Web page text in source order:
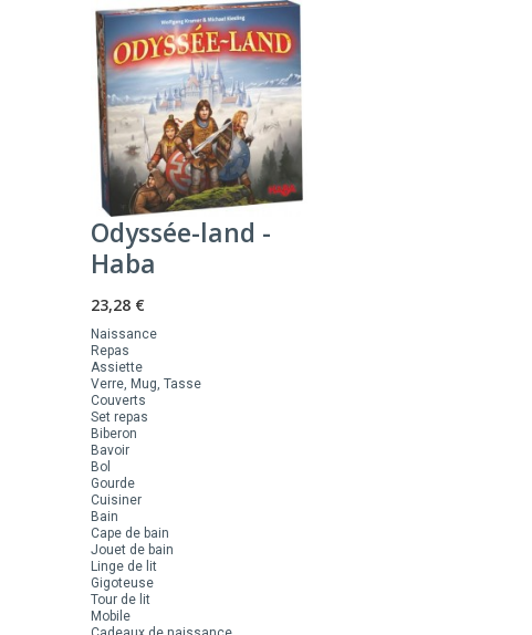
Odyssée-land -
Haba
23,28 €
Naissance
Repas
Assiette
Verre, Mug, Tasse
Couverts
Set repas
Biberon
Bavoir
Bol
Gourde
Cuisiner
Bain
Cape de bain
Jouet de bain
Linge de lit
Gigoteuse
Tour de lit
Mobile